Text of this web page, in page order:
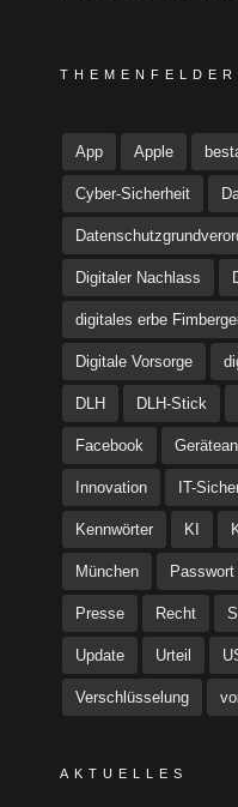
THEMENFELDER
App Apple
Cyber-Sicherheit
Digitaler Nachlass
digitales erbe
Digitale Vorsorge
DLH DLH-Stick
Facebook
Innovation IT-
Kennwörter KI
München Passwort
Presse Recht
Update Urteil
Verschlüsselung
AKTUELLES